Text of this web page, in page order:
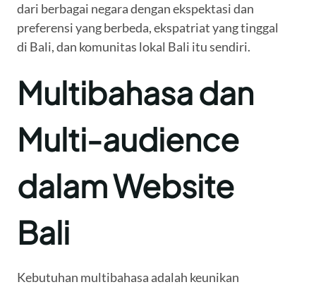
dari berbagai negara dengan ekspektasi dan
preferensi yang berbeda, ekspatriat yang tinggal
di Bali, dan komunitas lokal Bali itu sendiri.
Multibahasa dan
Multi-audience
dalam Website
Bali
Kebutuhan multibahasa adalah keunikan